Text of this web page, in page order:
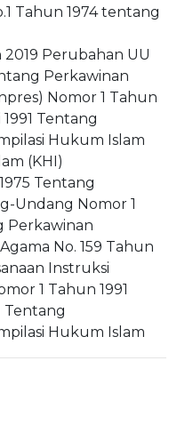
Tahun 1974 tentang
2019 Perubahan UU
Perkawinan
Nomor 1 Tahun
Tentang
Hukum Islam
(KHI)
Tentang
Undang Nomor 1
Perkawinan
No. 159 Tahun
Instruksi
1 Tahun 1991
Tentang
Hukum Islam